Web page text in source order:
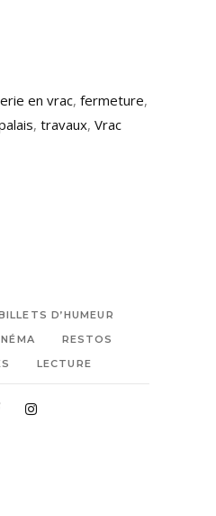
en vrac, fermeture,
, travaux, Vrac
D’HUMEUR
RESTOS
LECTURE